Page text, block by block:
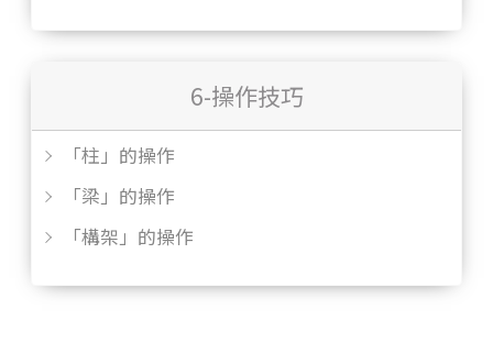
6-操作技巧
「柱」的操作
「梁」的操作
「構架」的操作